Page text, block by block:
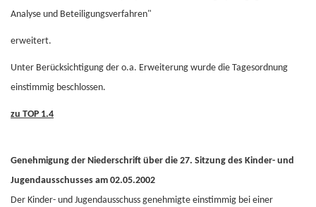
Analyse und Beteiligungsverfahren"
erweitert.
Unter Berücksichtigung der o.a. Erweiterung wurde die Tagesordnung
einstimmig beschlossen.
zu TOP 1.4
Genehmigung der Niederschrift über die 27. Sitzung des Kinder- und
Jugendausschusses am 02.05.2002
Der Kinder- und Jugendausschuss genehmigte einstimmig bei einer